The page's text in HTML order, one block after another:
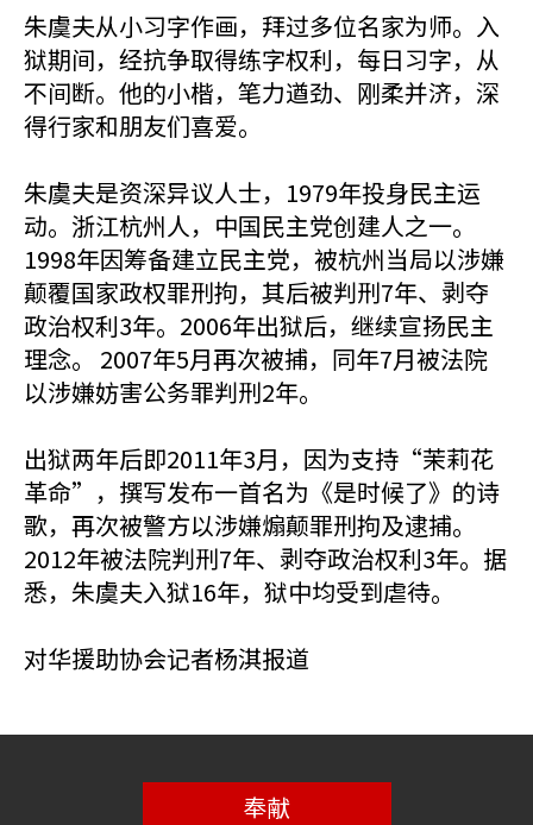
朱虞夫从小习字作画，拜过多位名家为师。入
狱期间，经抗争取得练字权利，每日习字，从
不间断。他的小楷，笔力遒劲、刚柔并济，深
得行家和朋友们喜爱。
朱虞夫是资深异议人士，1979年投身民主运
动。浙江杭州人，中国民主党创建人之一。
1998年因筹备建立民主党，被杭州当局以涉嫌
颠覆国家政权罪刑拘，其后被判刑7年、剥夺
政治权利3年。2006年出狱后，继续宣扬民主
理念。 2007年5月再次被捕，同年7月被法院
以涉嫌妨害公务罪判刑2年。
出狱两年后即2011年3月，因为支持“茉莉花
革命”，撰写发布一首名为《是时候了》的诗
歌，再次被警方以涉嫌煽颠罪刑拘及逮捕。
2012年被法院判刑7年、剥夺政治权利3年。据
悉，朱虞夫入狱16年，狱中均受到虐待。
对华援助协会记者杨淇报道
奉献